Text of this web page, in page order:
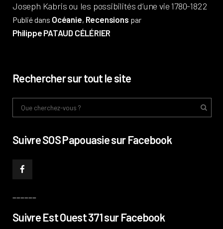
Joseph Kabris ou les possibilités d’une vie 1780-1822
Publié dans Océanie, Recensions par
Philippe PATAUD CÉLÉRIER
Rechercher sur tout le site
Suivre SOS Papouasie sur Facebook
Suivre Est Ouest 371 sur Facebook